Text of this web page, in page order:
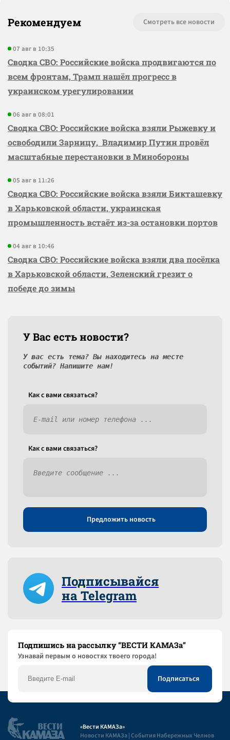
Рекомендуем Смотреть все новости
07 авг в 10:35
Сводка СВО: Российские войска продвигаются по
всем фронтам, Трамп нашёл прогресс в
украинском урегулировании
06 авг в 08:01
Сводка СВО: Российские войска взяли Рыжевку и
освободили Зарницу, Владимир Путин провёл
масштабные перестановки в Минобороны
05 авг в 11:26
Сводка СВО: Российские войска взяли Бикташевку
в Харьковской области, украинская
промышленность встаёт из-за остановки портов
04 авг в 10:46
Сводка СВО: Российские войска взяли два посёлка
в Харьковской области, Зеленский грезит о
победе до зимы
У Вас есть новости?
У вас есть тема? Вы находитесь на месте
событий? Напишите нам!
Как c вами связаться?
Как c вами связаться?
Предложить новость
Подписывайся
на Telegram
Подпишись на рассылку “ВЕСТИ КАМАЗа”
Узнaвай первым о новостях твоего города!
«Вести КАМАЗа»
Новости КАМАЗа | События Набережных Челнов